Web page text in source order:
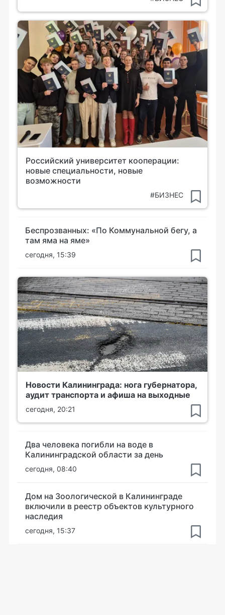
Российский университет кооперации:
новые специальности, новые
возможности
#БИЗНЕС
Беспрозванных: «По Коммунальной бегу, а
там яма на яме»
сегодня, 15:39
Новости Калининграда: нога губернатора,
аудит транспорта и афиша на выходные
сегодня, 20:21
Два человека погибли на воде в
Калининградской области за день
сегодня, 08:40
Дом на Зоологической в Калининграде
включили в реестр объектов культурного
наследия
сегодня, 15:37